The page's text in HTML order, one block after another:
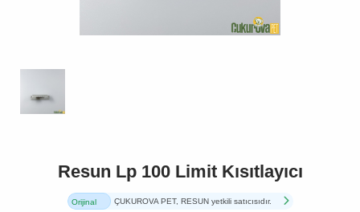
Resun Lp 100 Limit Kısıtlayıcı
Orijinal
ÇUKUROVA PET, RESUN yetkili satıcısıdır.